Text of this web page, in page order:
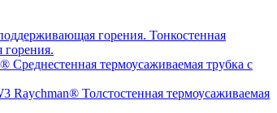
Тонкостенная
Среднестенная термоусаживаемая трубка c
Толстостенная термоусаживаемая